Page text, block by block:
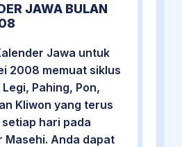
JAWA BULAN
Jawa untuk
2008 memuat siklus
Pahing, Pon,
Kliwon yang terus
hari pada
Masehi. Anda dapat